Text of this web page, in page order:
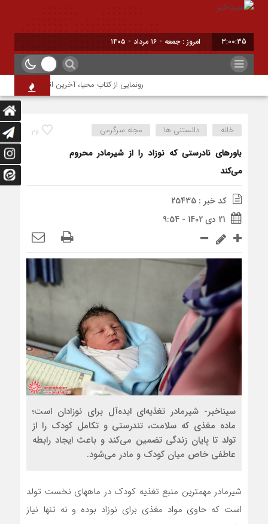
3:00:36 امروز : جمعه - ۱۶ مرداد - ۱۴۰۵
رونمایی از کتاب محیا، آخرین اثر نویسنده جوان
26 خانه دانستنی ها مجله سرگرمی
باورهای نادرستی که نوزاد را از شیرمادر محروم
می‌کند
کد خبر : 25435
21 دی 1402 - 9:54
سیناخبر- شیرمادر تغذیه‌ای ایده‌آل برای نوزادان است؛
ماده مغذی که سلامت، تندرستی و تکامل کودک را از
تولد تا پایان زندگی تضمین می‌کند و باعث ایجاد رابطه
عاطفی خاص میان کودک و مادر می‌شود.
شیرمادر مهمترین منبع تغذیه کودک در ماههای نخست تولد
است که حاوی مواد مغذی برای نوزاد بوده و نه تنها نیاز